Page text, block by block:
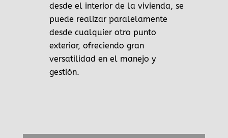
desde el interior de la vivienda, se
puede realizar paralelamente
desde cualquier otro punto
exterior, ofreciendo gran
versatilidad en el manejo y
gestión.